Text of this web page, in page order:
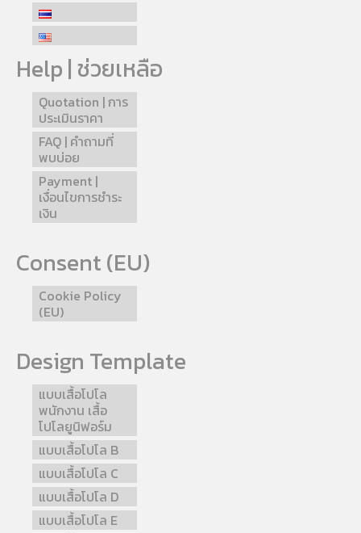
Help | ช่วยเหลือ
Quotation | การ
ประเมินราคา
FAQ | คำถามที่
พบบ่อย
Payment |
เงื่อนไขการชำระ
เงิน
Consent (EU)
Cookie Policy
(EU)
Design Template
แบบเสื้อโปโล
พนักงาน เสื้อ
โปโลยูนิฟอร์ม
แบบเสื้อโปโล B
แบบเสื้อโปโล C
แบบเสื้อโปโล D
แบบเสื้อโปโล E